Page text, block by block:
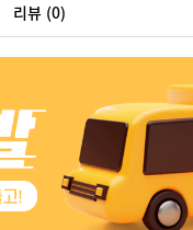
리뷰 (0)